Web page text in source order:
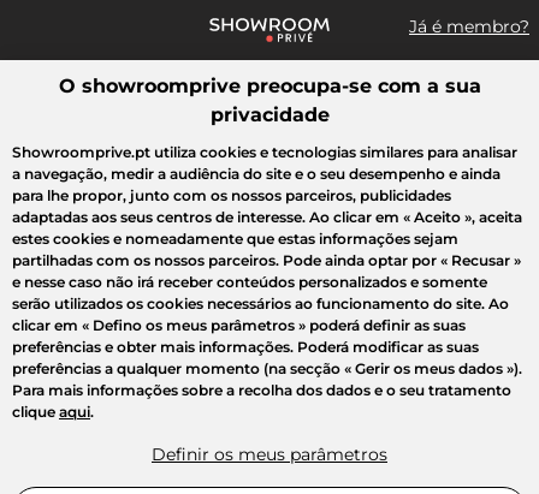
Já é membro?
Pesquisar uma marca, um artigo, uma venda...
Todas as vendas Moda Desporto Casa Criança Beleza
O showroomprive preocupa-se com a sua
privacidade
Showroomprive.pt utiliza cookies e tecnologias similares para analisar
a navegação, medir a audiência do site e o seu desempenho e ainda
para lhe propor, junto com os nossos parceiros, publicidades
adaptadas aos seus centros de interesse. Ao clicar em « Aceito », aceita
estes cookies e nomeadamente que estas informações sejam
partilhadas com os nossos parceiros. Pode ainda optar por « Recusar »
e nesse caso não irá receber conteúdos personalizados e somente
serão utilizados os cookies necessários ao funcionamento do site. Ao
clicar em « Defino os meus parâmetros » poderá definir as suas
preferências e obter mais informações. Poderá modificar as suas
preferências a qualquer momento (na secção « Gerir os meus dados »).
Para mais informações sobre a recolha dos dados e o seu tratamento
clique aqui.
Definir os meus parâmetros